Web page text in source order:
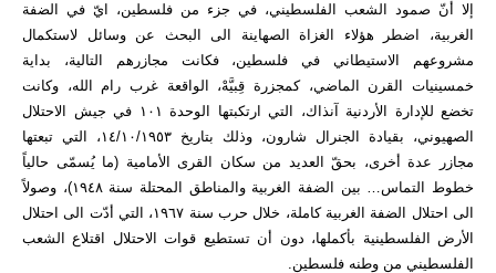
إلا أنّ صمود الشعب الفلسطيني، في جزء من فلسطين، ايّ في الضفة
الغربية، اضطر هؤلاء الغزاة الصهاينة الى البحث عن وسائل لاستكمال
مشروعهم الاستيطاني في فلسطين، فكانت مجازرهم التالية، بداية
خمسينيات القرن الماضي، كمجزرة قِبيَّهْ، الواقعة غرب رام الله، وكانت
تخضع للإدارة الأردنية آنذاك، التي ارتكبتها الوحدة ١٠١ في جيش الاحتلال
الصهيوني، بقيادة الجنرال شارون، وذلك بتاريخ ١٤/١٠/١٩٥٣، التي تبعتها
مجازر عدة أخرى، بحقّ العديد من سكان القرى الأمامية (ما يُسمّى حالياً
خطوط التماس… بين الضفة الغربية والمناطق المحتلة سنة ١٩٤٨)، وصولاً
الى احتلال الضفة الغربية كاملة، خلال حرب سنة ١٩٦٧، التي أدّت الى احتلال
الأرض الفلسطينية بأكملها، دون أن تستطيع قوات الاحتلال اقتلاع الشعب
الفلسطيني من وطنه فلسطين.